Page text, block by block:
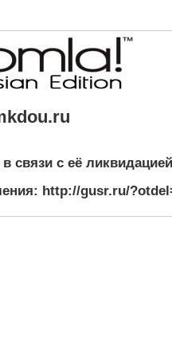
связи с её ликвидацией.
http://gusr.ru/